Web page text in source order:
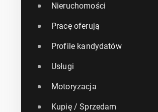
Nieruchomości
Pracę oferują
Profile kandydatów
Usługi
Motoryzacja
Kupię / Sprzedam